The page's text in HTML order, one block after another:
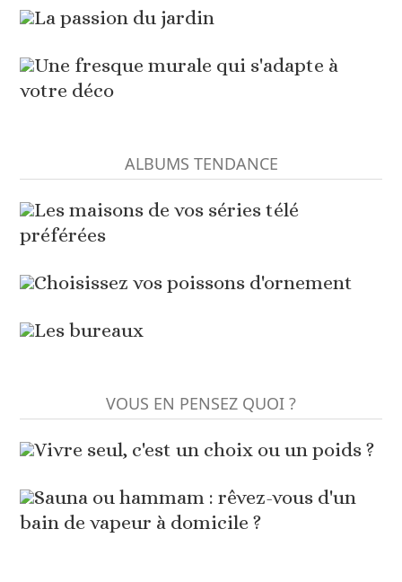
La passion du jardin
Une fresque murale qui s'adapte à
votre déco
ALBUMS TENDANCE
Les maisons de vos séries télé
préférées
Choisissez vos poissons d'ornement
Les bureaux
VOUS EN PENSEZ QUOI ?
Vivre seul, c'est un choix ou un poids ?
Sauna ou hammam : rêvez-vous d'un
bain de vapeur à domicile ?